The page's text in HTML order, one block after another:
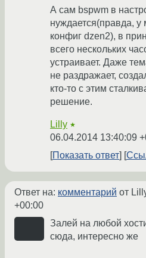
А сам bspwm в
нуждается(правда,
конфиг dzen2), в
всего нескольких
устраивает. Даже
не раздражает,
кто-то с этим
решение.
Lilly ★
06.04.2014 13:40:09
Показать ответ
Ответ на: комментарий от
+00:00
Залей на любой
сюда, интересно же